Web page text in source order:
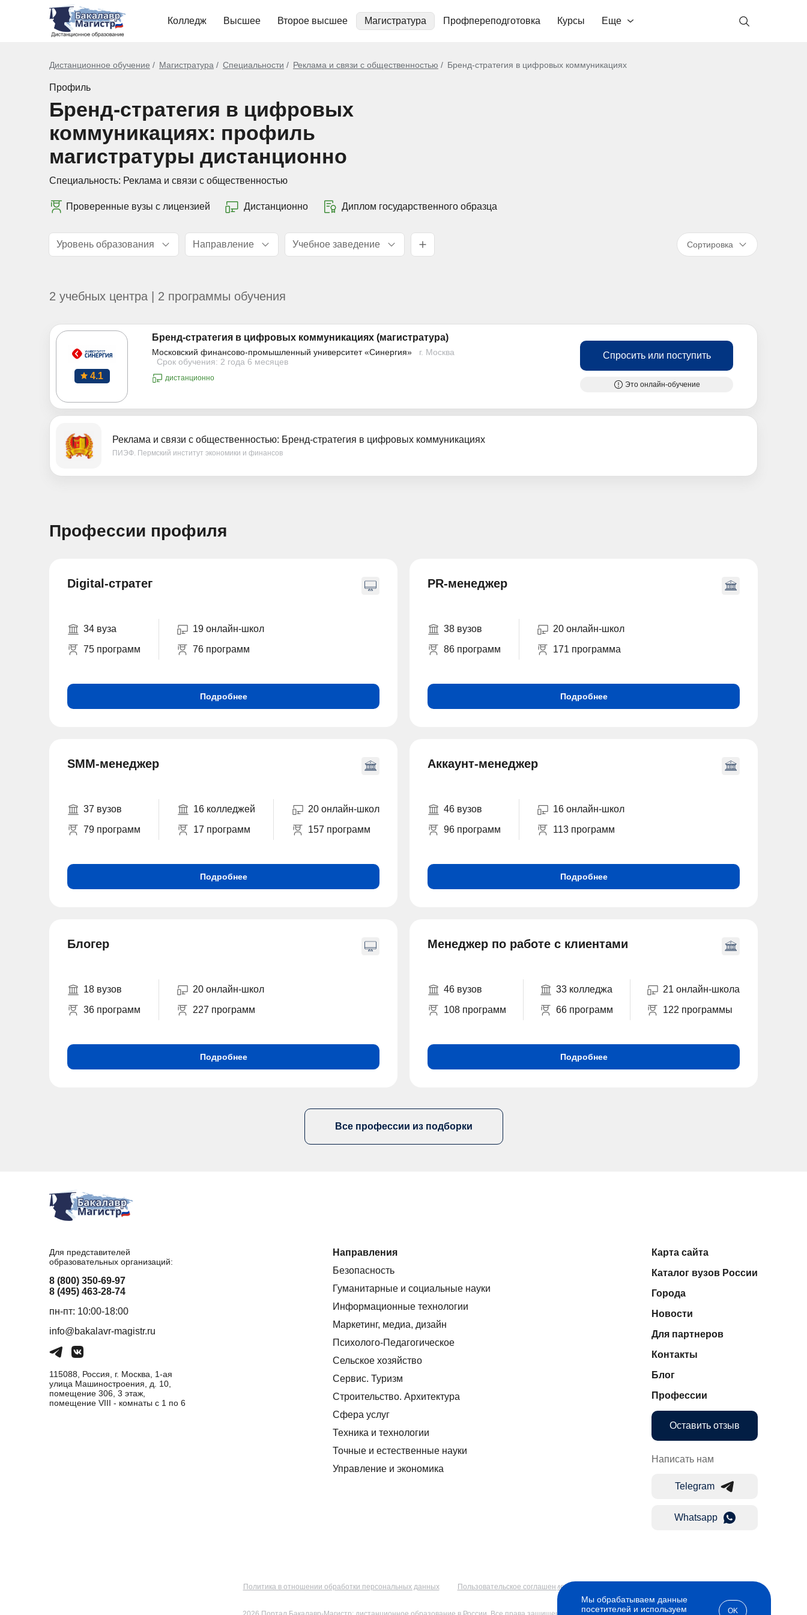
Колледж Высшее Второе высшее Магистратура Профпереподготовка Курсы Еще
Дистанционное обучение Магистратура Специальности Реклама и связи с общественностью Бренд-стратегия в цифровых коммуникациях
Профиль
Бренд-стратегия в цифровых
коммуникациях: профиль
магистратуры дистанционно
Специальность: Реклама и связи с общественностью
Проверенные вузы с лицензией Дистанционно Диплом государственного образца
Уровень образования Направление Учебное заведение Сортировка
2 учебных центра | 2 программы обучения
4.1
Бренд-стратегия в цифровых коммуникациях (магистратура)
Московский финансово-промышленный университет «Синергия»
г. Москва
Срок обучения: 2 года 6 месяцев
дистанционно
Спросить или поступить
Это онлайн-обучение
Реклама и связи с общественностью: Бренд-стратегия в цифровых коммуникациях
ПИЭФ. Пермский институт экономики и финансов
Профессии профиля
Digital-стратег
34 вуза
75 программ
19 онлайн-школ
76 программ
Подробнее
PR-менеджер
38 вузов
86 программ
20 онлайн-школ
171 программа
Подробнее
SMM-менеджер
37 вузов
79 программ
16 колледжей
17 программ
20 онлайн-школ
157 программ
Подробнее
Аккаунт-менеджер
46 вузов
96 программ
16 онлайн-школ
113 программ
Подробнее
Блогер
18 вузов
36 программ
20 онлайн-школ
227 программ
Подробнее
Менеджер по работе с клиентами
46 вузов
108 программ
33 колледжа
66 программ
21 онлайн-школа
122 программы
Подробнее
Все профессии из подборки
Для представителей
образовательных организаций:
8 (800) 350-69-97
8 (495) 463-28-74
пн-пт: 10:00-18:00
info@bakalavr-magistr.ru
115088, Россия, г. Москва, 1-ая
улица Машиностроения, д. 10,
помещение 306, 3 этаж,
помещение VIII - комнаты с 1 по 6
Направления
Безопасность
Гуманитарные и социальные науки
Информационные технологии
Маркетинг, медиа, дизайн
Психолого-Педагогическое
Сельское хозяйство
Сервис. Туризм
Строительство. Архитектура
Сфера услуг
Техника и технологии
Точные и естественные науки
Управление и экономика
Карта сайта
Каталог вузов России
Города
Новости
Для партнеров
Контакты
Блог
Профессии
Оставить отзыв
Написать нам
Telegram
Whatsapp
Политика в отношении обработки персональных данных Пользовательское соглашение
Мы обрабатываем данные
посетителей и используем
OK